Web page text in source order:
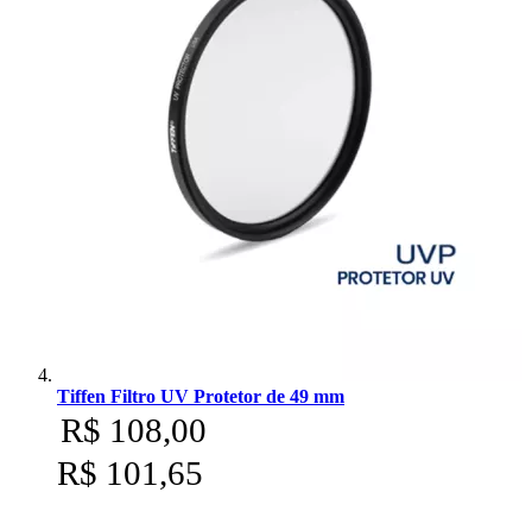
Tiffen Filtro UV Protetor de 49 mm
R$ 108,00
R$ 101,65